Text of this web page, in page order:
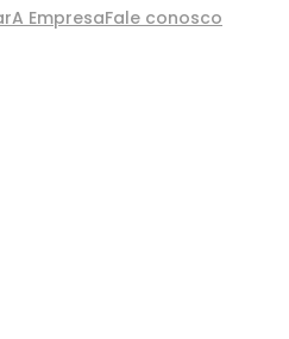
A EmpresaFale conosco